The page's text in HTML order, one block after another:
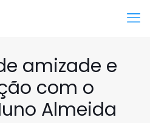
amizade e
com o
Almeida